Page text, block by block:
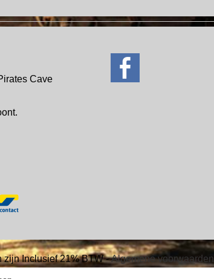
Pirates Cave
zijn Inclusief 21% BTW -Algemene voorwaarden